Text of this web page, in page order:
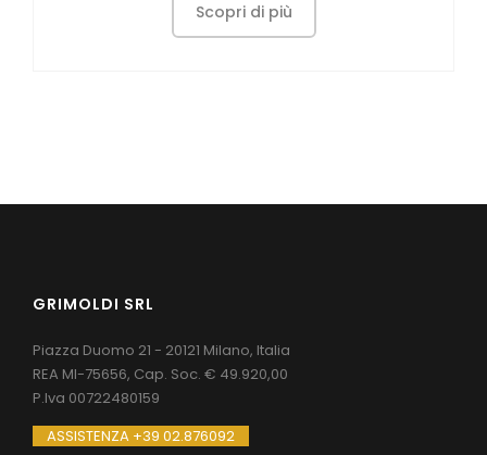
Scopri di più
GRIMOLDI SRL
Piazza Duomo 21 - 20121 Milano, Italia
REA MI-75656, Cap. Soc. € 49.920,00
P.Iva 00722480159
ASSISTENZA +39 02.876092